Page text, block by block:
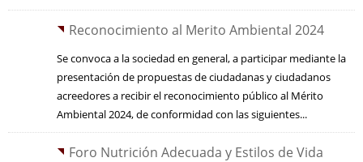
Reconocimiento al Merito Ambiental 2024
Se convoca a la sociedad en general, a participar mediante la
presentación de propuestas de ciudadanas y ciudadanos
acreedores a recibir el reconocimiento público al Mérito
Ambiental 2024, de conformidad con las siguientes...
Foro Nutrición Adecuada y Estilos de Vida